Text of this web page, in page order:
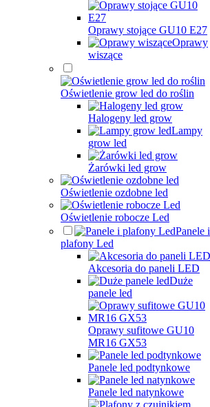
Oprawy stojące GU10 E27
Oprawy
wiszące
Oświetlenie grow led do roślin
Halogeny led grow
Lampy
grow led
Żarówki led grow
Oświetlenie ozdobne led
Oświetlenie robocze Led
Panele i
plafony Led
Akcesoria do paneli LED
Duże
panele led
Oprawy sufitowe GU10
MR16 GX53
Panele led podtynkowe
Panele led natynkowe